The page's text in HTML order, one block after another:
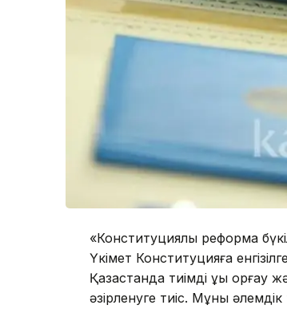
«Конституциялық реформа
Үкімет Конституцияға
Қазақстанда тиімді құқық
әзірленуге тиіс. Мұны